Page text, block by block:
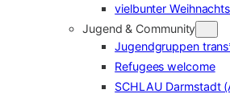
vielbunter
Jugend & Community
Jugendgruppen
Refugees welcome
SCHLAU Darmstadt